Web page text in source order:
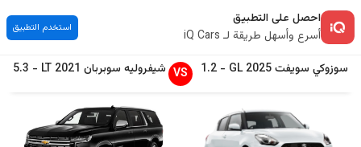
احصل على التطبيق
أسرع وأسهل طريقة لـ iQ Cars
استخدم التطبيق
سوزوكي سويفت2025
GL
-
1.2
VS شيفروليه سوبربان 2021
LT
-
5.3